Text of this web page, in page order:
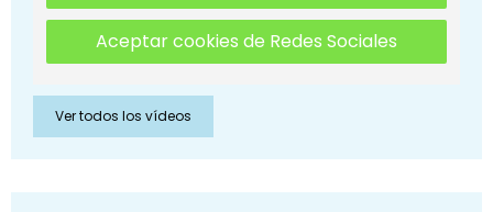
Aceptar cookies de Redes Sociales
Ver todos los vídeos